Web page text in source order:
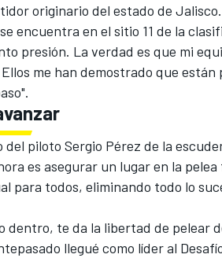
originario del estado de Jalisco.
encuentra en el sitio 11 de la
presión. La verdad es que mi
me han demostrado que
piloto Sergio Pérez de la
es asegurar un lugar en la pelea
para todos, eliminando todo lo
dentro, te da la libertad de pelear
llegué como líder al